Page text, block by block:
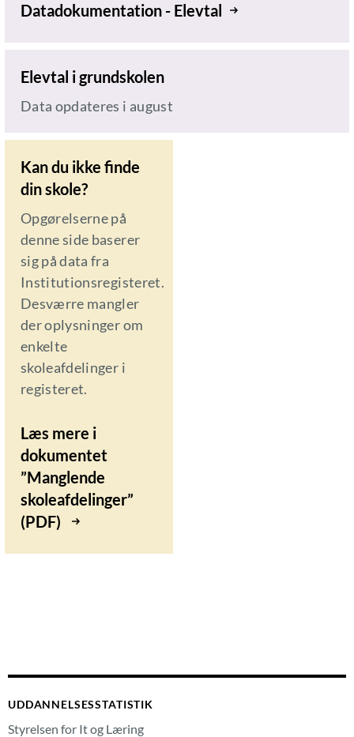
Datadokumentation - Elevtal
Elevtal i grundskolen
Data opdateres i august
Kan du ikke finde
din skole?
Opgørelserne på
denne side baserer
sig på data fra
Institutionsregisteret.
Desværre mangler
der oplysninger om
enkelte
skoleafdelinger i
registeret.
Læs mere i
dokumentet
”Manglende
skoleafdelinger”
(PDF)
UDDANNELSESSTATISTIK
Styrelsen for It og Læring